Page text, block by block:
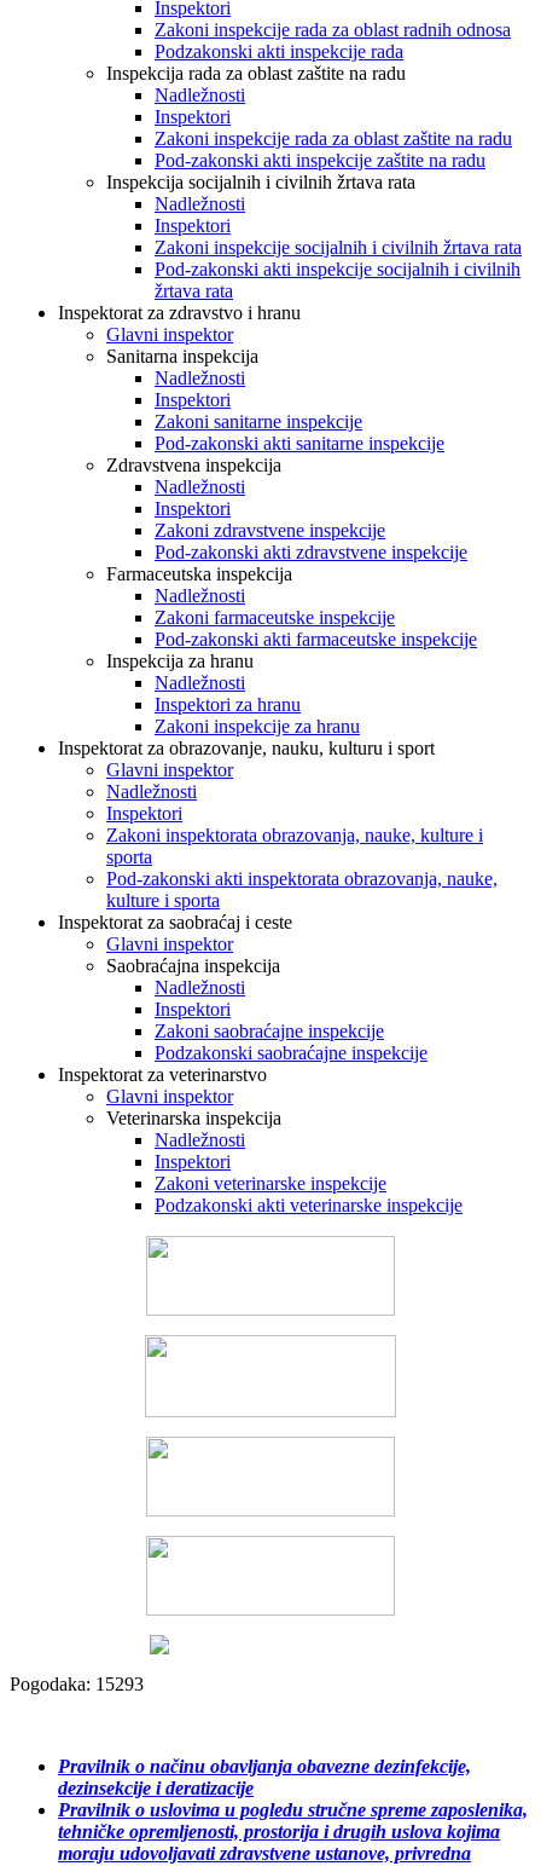
Inspektori
Zakoni inspekcije rada za oblast radnih odnosa
Podzakonski akti inspekcije rada
Inspekcija rada za oblast zaštite na radu
Nadležnosti
Inspektori
Zakoni inspekcije rada za oblast zaštite na radu
Pod-zakonski akti inspekcije zaštite na radu
Inspekcija socijalnih i civilnih žrtava rata
Nadležnosti
Inspektori
Zakoni inspekcije socijalnih i civilnih žrtava rata
Pod-zakonski akti inspekcije socijalnih i civilnih
žrtava rata
Inspektorat za zdravstvo i hranu
Glavni inspektor
Sanitarna inspekcija
Nadležnosti
Inspektori
Zakoni sanitarne inspekcije
Pod-zakonski akti sanitarne inspekcije
Zdravstvena inspekcija
Nadležnosti
Inspektori
Zakoni zdravstvene inspekcije
Pod-zakonski akti zdravstvene inspekcije
Farmaceutska inspekcija
Nadležnosti
Zakoni farmaceutske inspekcije
Pod-zakonski akti farmaceutske inspekcije
Inspekcija za hranu
Nadležnosti
Inspektori za hranu
Zakoni inspekcije za hranu
Inspektorat za obrazovanje, nauku, kulturu i sport
Glavni inspektor
Nadležnosti
Inspektori
Zakoni inspektorata obrazovanja, nauke, kulture i
sporta
Pod-zakonski akti inspektorata obrazovanja, nauke,
kulture i sporta
Inspektorat za saobraćaj i ceste
Glavni inspektor
Saobraćajna inspekcija
Nadležnosti
Inspektori
Zakoni saobraćajne inspekcije
Podzakonski saobraćajne inspekcije
Inspektorat za veterinarstvo
Glavni inspektor
Veterinarska inspekcija
Nadležnosti
Inspektori
Zakoni veterinarske inspekcije
Podzakonski akti veterinarske inspekcije
Pogodaka: 15293
Pravilnik o načinu obavljanja obavezne dezinfekcije,
dezinsekcije i deratizacije
Pravilnik o uslovima u pogledu stručne spreme zaposlenika,
tehničke opremljenosti, prostorija i drugih uslova kojima
moraju udovoljavati zdravstvene ustanove, privredna